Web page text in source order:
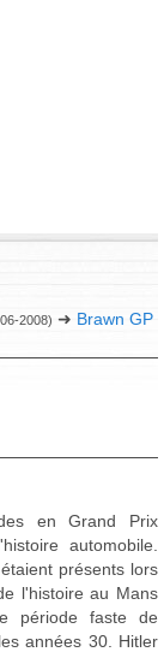
2008) ➜ Brawn GP
en Grand Prix
automobile.
présents lors
l'histoire au Mans
période faste de
années 30. Hitler